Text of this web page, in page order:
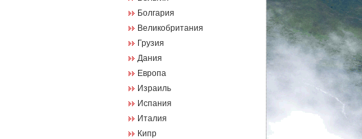
Болгария
Великобритания
Грузия
Дания
Европа
Израиль
Испания
Италия
Кипр